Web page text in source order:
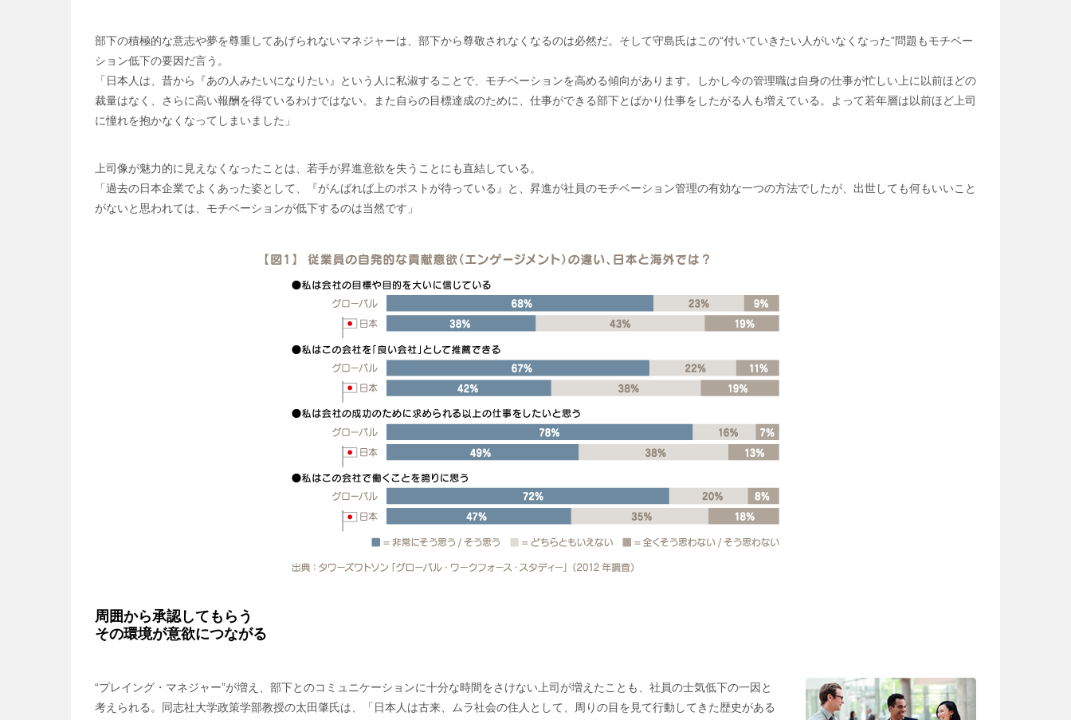
部下の積極的な意志や夢を尊重してあげられないマネジャーは、部下から尊敬されなくなるのは必然だ。そして守島氏はこの“付いていきたい人がいなくなった”問題もモチベー
ション低下の要因だ言う。
「日本人は、昔から『あの人みたいになりたい』という人に私淑することで、モチベーションを高める傾向があります。しかし今の管理職は自身の仕事が忙しい上に以前ほどの
裁量はなく、さらに高い報酬を得ているわけではない。また自らの目標達成のために、仕事ができる部下とばかり仕事をしたがる人も増えている。よって若年層は以前ほど上司
に憧れを抱かなくなってしまいました」
上司像が魅力的に見えなくなったことは、若手が昇進意欲を失うことにも直結している。
「過去の日本企業でよくあった姿として、『がんばれば上のポストが待っている』と、昇進が社員のモチベーション管理の有効な一つの方法でしたが、出世しても何もいいこと
がないと思われては、モチベーションが低下するのは当然です」
周囲から承認してもらう
その環境が意欲につながる
“プレイング・マネジャー”が増え、部下とのコミュニケーションに十分な時間をさけない上司が増えたことも、社員の士気低下の一因と
考えられる。同志社大学政策学部教授の太田肇氏は、「日本人は古来、ムラ社会の住人として、周りの目を見て行動してきた歴史がある